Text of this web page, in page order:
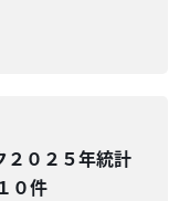
２０２５年統計
０件